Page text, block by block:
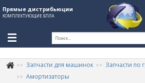
Прямые дистрибьюции
КОМПЛЕКТУЮЩИЕ БПЛА
+380507774092
Запчасти для машинок
Запчасти по
Амортизаторы